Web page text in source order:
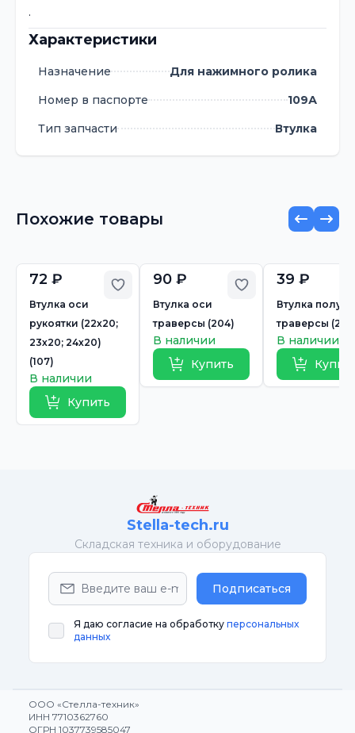
.
Характеристики
Назначение
Для нажимного ролика
Номер в паспорте
109А
Тип запчасти
Втулка
Похожие товары
Добавить в избранное
72 ₽
Втулка оси
рукоятки (22х20;
23х20; 24х20)
(107)
В наличии
Купить
Добавить в
90 ₽
Втулка оси
траверсы (204)
В наличии
Купить
39 ₽
Втулка
траверсы
В наличии
Stella-tech.ru
Cкладская техника и оборудование
Подписаться
Я даю согласие на обработку персональных
данных
ООО «Стелла-техник»
ИНН 7710362760
ОГРН 1037739585047